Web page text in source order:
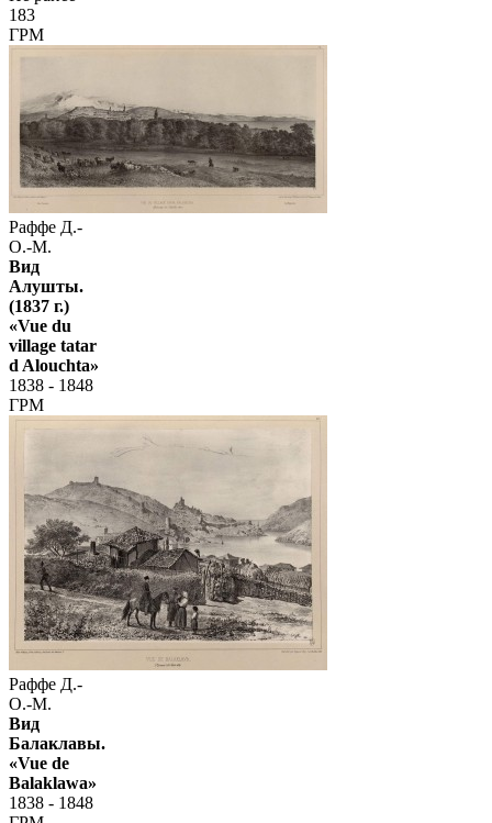
183
ГРМ
Раффе Д.-
О.-М.
Вид
Алушты.
(1837 г.)
«Vue du
village tatar
d Alouchta»
1838 - 1848
ГРМ
Раффе Д.-
О.-М.
Вид
Балаклавы.
«Vue de
Balaklawa»
1838 - 1848